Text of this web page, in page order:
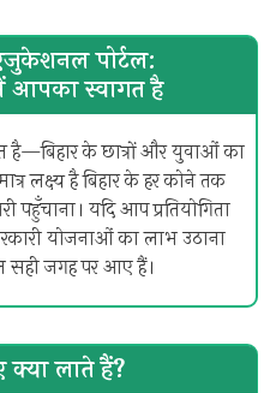
पोर्टल:
स्वागत है
के छात्रों और युवाओं का
लक्ष्य है बिहार के हर कोने तक
यदि आप प्रतियोगिता
योजनाओं का लाभ उठाना
सही जगह पर आए हैं।
लाते हैं?